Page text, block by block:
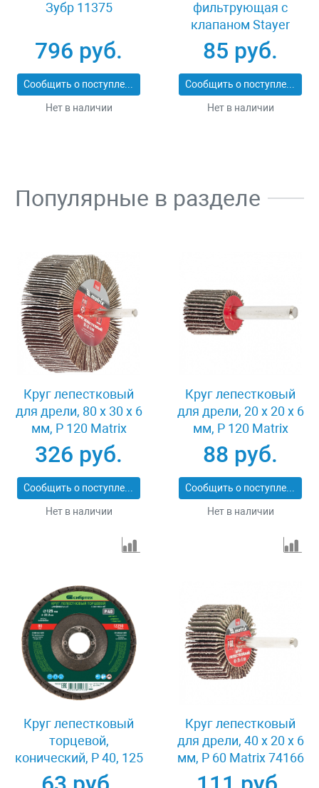
Зубр 11375
796 руб.
Сообщить о поступлении
Нет в наличии
фильтрующая с
клапаном Stayer
MASTER 11116
85 руб.
Сообщить о поступлении
Нет в наличии
Популярные в разделе
Круг лепестковый
для дрели, 80 х 30 х 6
мм, P 120 Matrix
74146
326 руб.
Сообщить о поступлении
Нет в наличии
Круг лепестковый
для дрели, 20 х 20 х 6
мм, P 120 Matrix
74104
88 руб.
Сообщить о поступлении
Нет в наличии
Круг лепестковый
торцевой,
конический, Р 40, 125
х 22.2 мм Сибртех
Круг лепестковый
для дрели, 40 х 20 х 6
мм, P 60 Matrix 74166